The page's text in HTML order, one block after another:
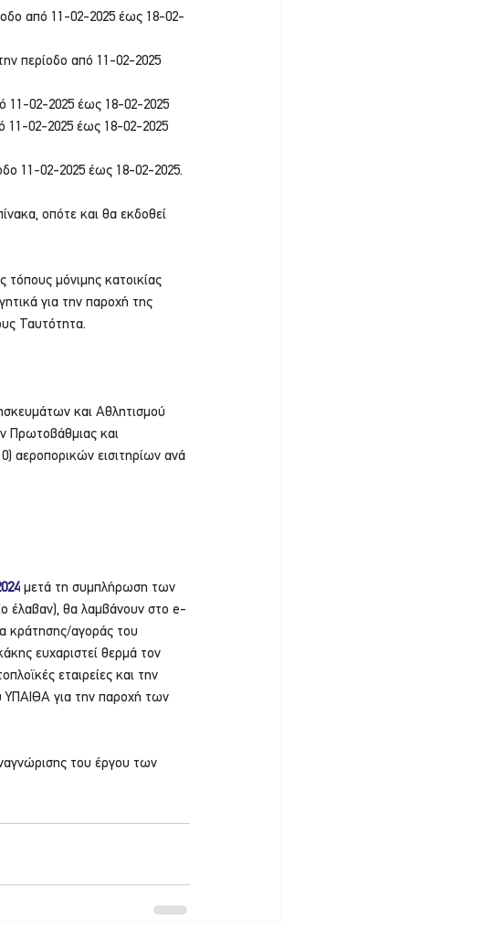
από 11-02-2025 έως 18-02-
περίοδο από 11-02-2025
11-02-2025 έως 18-02-2025
11-02-2025 έως 18-02-2025
11-02-2025 έως 18-02-2025.
οπότε και θα εκδοθεί
μόνιμης κατοικίας
για την παροχή της
Ταυτότητα.
και Αθλητισμού
Πρωτοβάθμιας και
αεροπορικών εισιτηρίων ανά
μετά τη συμπλήρωση των
έλαβαν), θα λαμβάνουν στο e-
κράτησης/αγοράς του
ευχαριστεί θερμά τον
εταιρείες και την
ΥΠΑΙΘΑ για την παροχή των
του έργου των